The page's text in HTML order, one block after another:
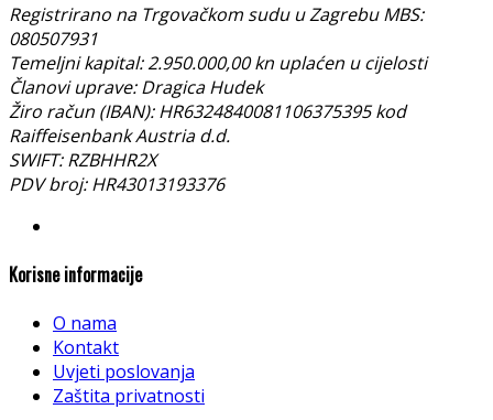
Registrirano na Trgovačkom sudu u Zagrebu MBS:
080507931
Temeljni kapital: 2.950.000,00 kn uplaćen u cijelosti
Članovi uprave: Dragica Hudek
Žiro račun (IBAN): HR6324840081106375395 kod
Raiffeisenbank Austria d.d.
SWIFT: RZBHHR2X
PDV broj: HR43013193376
Korisne informacije
O nama
Kontakt
Uvjeti poslovanja
Zaštita privatnosti